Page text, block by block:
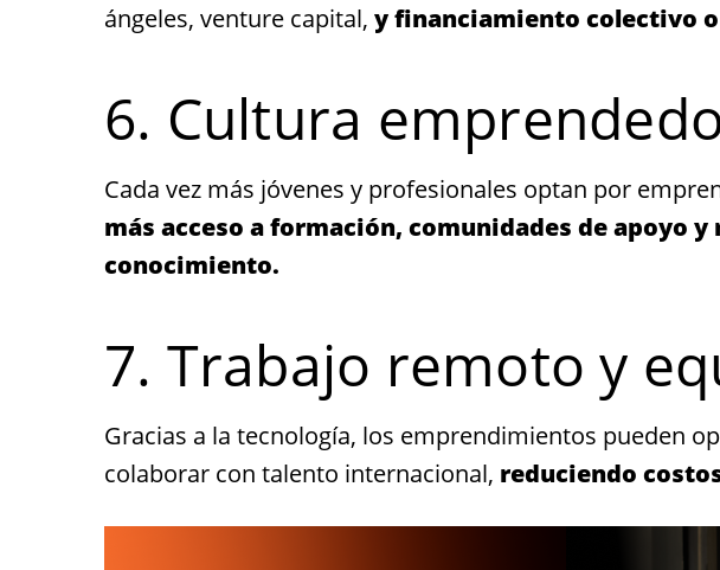
ángeles, venture capital, y financiamiento colectivo
6. Cultura
Cada vez más jóvenes y profesionales optan por
más acceso a formación, comunidades de apoyo
conocimiento.
7. Trabajo remoto y
Gracias a la tecnología, los emprendimientos pueden
colaborar con talento internacional, reduciendo